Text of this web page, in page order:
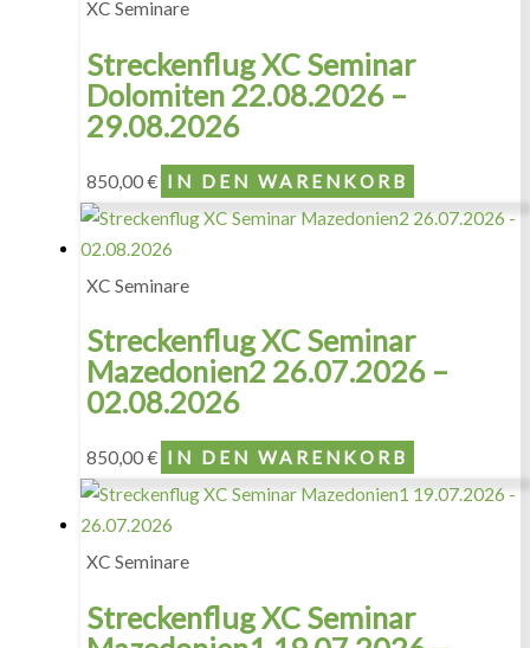
XC Seminare
Streckenflug XC Seminar
Dolomiten 22.08.2026 –
29.08.2026
850,00€ IN DEN WARENKORB
XC Seminare
Streckenflug XC Seminar
Mazedonien2 26.07.2026 –
02.08.2026
850,00€ IN DEN WARENKORB
XC Seminare
Streckenflug XC Seminar